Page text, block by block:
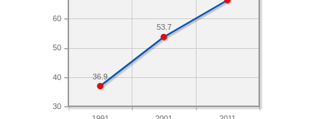
30
40
50
60
53.7
36.9